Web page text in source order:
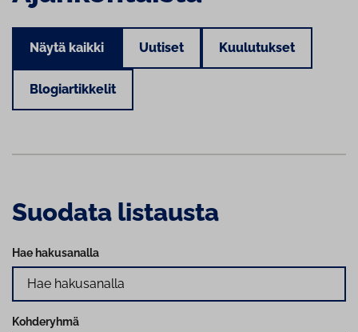
Näytä kaikki Uutiset Kuulutukset
Blogiartikkelit
Suodata listausta
Hae hakusanalla
Kohderyhmä